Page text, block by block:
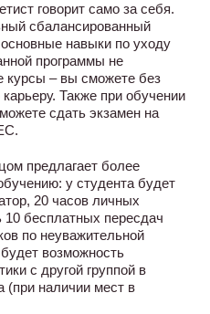
говорит само за себя.
сбалансированный
навыки по уходу
программы не
курсы – вы сможете без
Также при обучении
сдать экзамен на
предлагает более
у студента будет
20 часов личных
10 бесплатных пересдач
по неуважительной
возможность
с другой группой в
(при наличии мест в